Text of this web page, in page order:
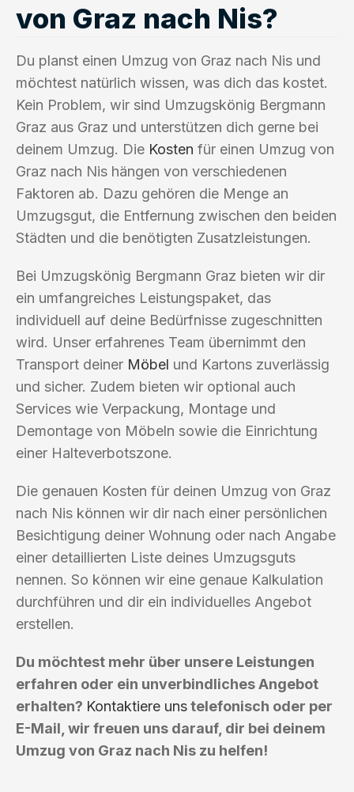
von Graz nach Nis?
Du planst einen Umzug von Graz nach Nis und
möchtest natürlich wissen, was dich das kostet.
Kein Problem, wir sind Umzugskönig Bergmann
Graz aus Graz und unterstützen dich gerne bei
deinem Umzug. Die Kosten für einen Umzug von
Graz nach Nis hängen von verschiedenen
Faktoren ab. Dazu gehören die Menge an
Umzugsgut, die Entfernung zwischen den beiden
Städten und die benötigten Zusatzleistungen.
Bei Umzugskönig Bergmann Graz bieten wir dir
ein umfangreiches Leistungspaket, das
individuell auf deine Bedürfnisse zugeschnitten
wird. Unser erfahrenes Team übernimmt den
Transport deiner Möbel und Kartons zuverlässig
und sicher. Zudem bieten wir optional auch
Services wie Verpackung, Montage und
Demontage von Möbeln sowie die Einrichtung
einer Halteverbotszone.
Die genauen Kosten für deinen Umzug von Graz
nach Nis können wir dir nach einer persönlichen
Besichtigung deiner Wohnung oder nach Angabe
einer detaillierten Liste deines Umzugsguts
nennen. So können wir eine genaue Kalkulation
durchführen und dir ein individuelles Angebot
erstellen.
Du möchtest mehr über unsere Leistungen
erfahren oder ein unverbindliches Angebot
erhalten? Kontaktiere unstelefonisch oder per
E-Mail, wir freuen uns darauf, dir bei deinem
Umzug von Graz nach Nis zu helfen!